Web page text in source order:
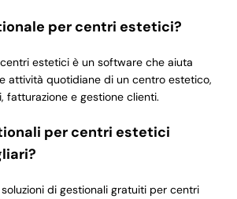
per centri estetici?
estetici è un software che aiuta
attività quotidiane di un centro estetico,
fatturazione e gestione clienti.
per centri estetici
di gestionali gratuiti per centri